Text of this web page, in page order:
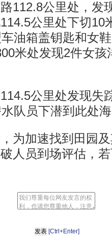
公里处，发
公里处下切10
油箱盖钥匙和女
米处发现2件女孩
公里处发现失
队员下潜到此处
加速找到田园及
人员到场评估，
[Ctrl+Enter]